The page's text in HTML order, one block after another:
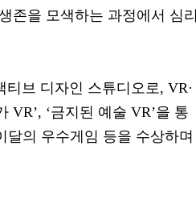
존을 모색하는 과정에서 심리
브 디자인 스튜디오로, VR·
VR’, ‘금지된 예술 VR’을 통
달의 우수게임 등을 수상하며